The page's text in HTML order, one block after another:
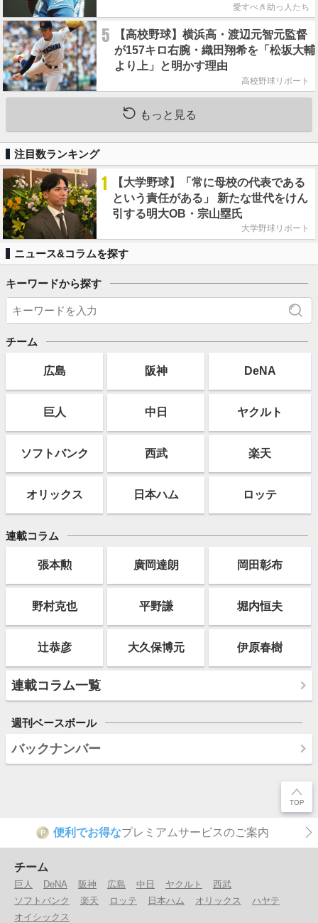
愛すべき助っ人たち
5
【高校野球】横浜高・渡辺元智元監督
が157キロ右腕・織田翔希を「松坂大輔
より上」と明かす理由
高校野球リポート
もっと見る
注目数ランキング
1
【大学野球】「常に母校の代表である
という責任がある」 新たな世代をけん
引する明大OB・宗山塁氏
大学野球リポート
ニュース&コラムを探す
キーワードから探す
チーム
広島 阪神 DeNA
巨人 中日 ヤクルト
ソフトバンク 西武 楽天
オリックス 日本ハム ロッテ
連載コラム
張本勲 廣岡達朗 岡田彰布
野村克也 平野謙 堀内恒夫
辻恭彦 大久保博元 伊原春樹
連載コラム一覧
週刊ベースボール
バックナンバー
P 便利でお得なプレミアムサービスのご案内
チーム
巨人 DeNA 阪神 広島 中日 ヤクルト
西武
ソフトバンク
楽天 ロッテ 日本ハム オリックス
ハヤテ
オイシックス